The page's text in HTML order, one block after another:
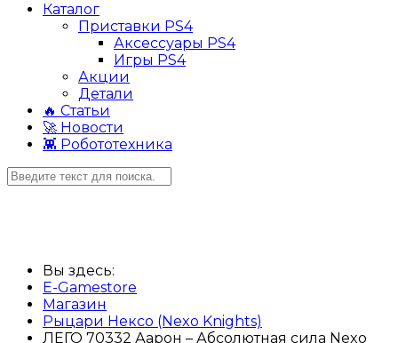
Каталог
Приставки PS4
Аксессуары PS4
Игры PS4
Акции
Детали
🔥 Статьи
🚀 Новости
👾 Робототехника
Вы здесь:
E-Gamestore
Магазин
Рыцари Нексо (Nexo Knights)
ЛЕГО 70332 Аарон – Абсолютная сила Nexo